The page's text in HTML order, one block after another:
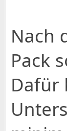
Nach
Pack
Dafür